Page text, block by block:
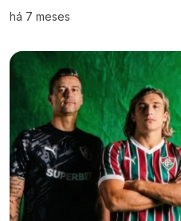
há 7 meses